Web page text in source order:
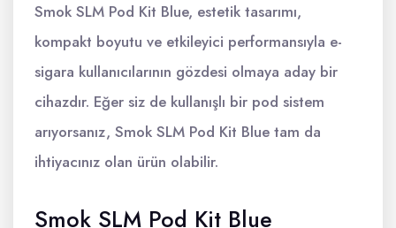
Smok SLM Pod Kit Blue, estetik tasarımı,
kompakt boyutu ve etkileyici performansıyla e-
sigara kullanıcılarının gözdesi olmaya aday bir
cihazdır. Eğer siz de kullanışlı bir pod sistem
arıyorsanız, Smok SLM Pod Kit Blue tam da
ihtiyacınız olan ürün olabilir.
Smok SLM Pod Kit Blue